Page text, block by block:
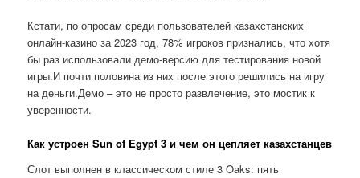
Кстати, по опросам среди пользователей казахстанских
онлайн-казино за 2023 год, 78% игроков признались, что хотя
бы раз использовали демо-версию для тестирования новой
игры.И почти половина из них после этого решились на игру
на деньги.Демо – это не просто развлечение, это мостик к
уверенности.
Как устроен Sun of Egypt 3 и чем он цепляет казахстанцев
Слот выполнен в классическом стиле 3 Oaks: пять